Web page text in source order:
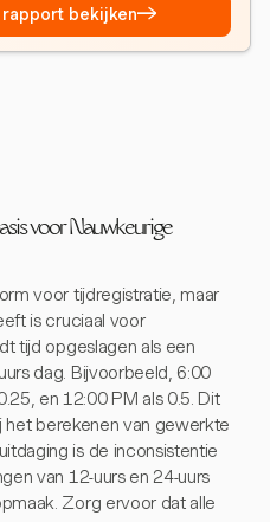
rapport bekijken→
voor Nauwkeurige
voor tijdregistratie, maar
is cruciaal voor
tijd opgeslagen als een
dag. Bijvoorbeeld, 6:00
en 12:00 PM als 0.5. Dit
het berekenen van gewerkte
is de inconsistentie
van 12-uurs en 24-uurs
Zorg ervoor dat alle